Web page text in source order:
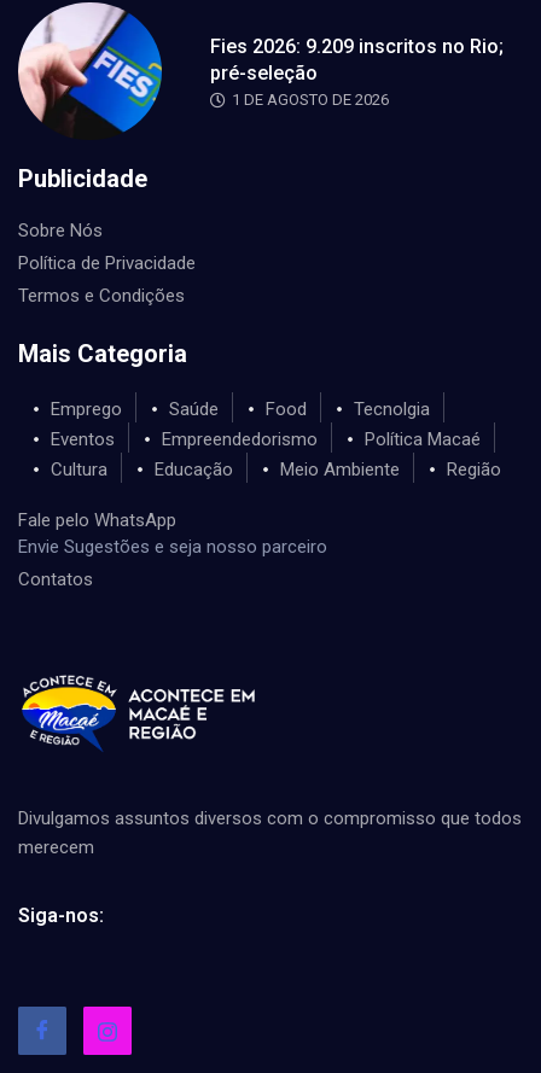
Fies 2026: 9.209 inscritos no Rio;
pré-seleção
1 DE AGOSTO DE 2026
Publicidade
Sobre Nós
Política de Privacidade
Termos e Condições
Mais Categoria
Emprego Saúde Food
Tecnolgia
Eventos
Empreendedorismo
Política Macaé
Cultura
Educação Meio Ambiente Região
Fale pelo WhatsApp
Envie Sugestões e seja nosso parceiro
Contatos
Divulgamos assuntos diversos com o compromisso que todos
merecem
Siga-nos: